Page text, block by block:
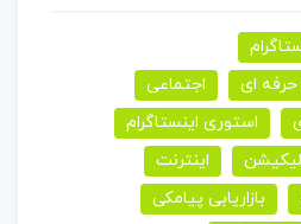
ای
اجتماعی
استوری اینستاگرام
اینترنت
بازاریابی پیامکی